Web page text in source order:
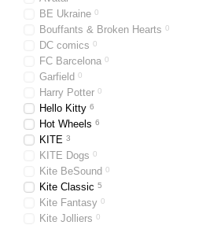
BE Ukraine 0
Bouffants & Broken Hearts 0
DC comics 0
FC Barcelona 0
Garfield 0
Harry Potter 0
Hello Kitty 6
Hot Wheels 6
KITE 3
KITE Dogs 0
Kite BeSound 0
Kite Classic 5
Kite Fantasy 0
Kite Jolliers 0